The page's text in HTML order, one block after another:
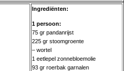
Ingrediënten:
1 persoon:
75 gr pandanrijst
225 gr stoomgroente
– wortel
1 eetlepel zonnebloemolie
93 gr roerbak garnalen